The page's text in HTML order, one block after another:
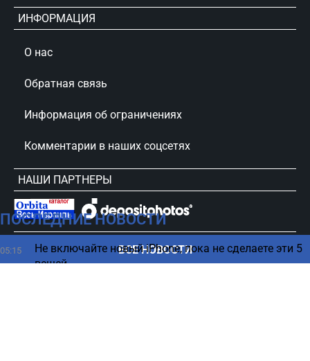
ПОСЛЕДНИЕ НОВОСТИ
05:15
Не включайте новый iPhone, пока не сделаете эти 5
вещей
ВСЕ НОВОСТИ
ИНФОРМАЦИЯ
О нас
Обратная связь
Информация об ограничениях
Комментарии в наших соцсетях
НАШИ ПАРТНЕРЫ
сursorinfo.co.il © Все права защищены